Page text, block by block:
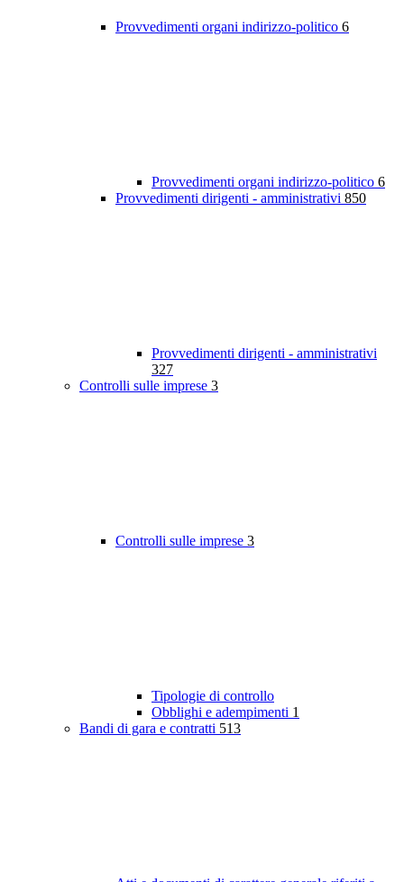
Provvedimenti organi indirizzo-politico 6
Provvedimenti organi indirizzo-politico 6
Provvedimenti dirigenti - amministrativi 850
Provvedimenti dirigenti - amministrativi
327
Controlli sulle imprese 3
Controlli sulle imprese 3
Tipologie di controllo
Obblighi e adempimenti 1
Bandi di gara e contratti 513